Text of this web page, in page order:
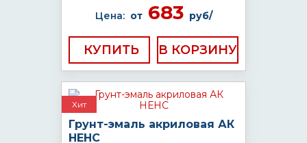
Цена: от683 руб/
КУПИТЬ
Хит
Грунт-эмаль акриловая АК
НЕНС